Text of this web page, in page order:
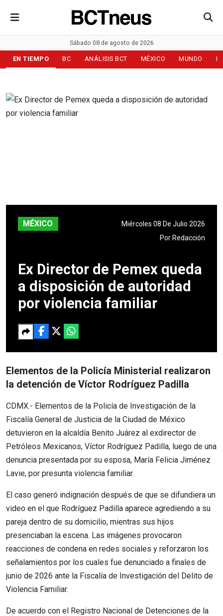
Sábado 08 de agosto de 2026
EN TIEMPO BC ANÁLISIS BCT MÉXICO MUNDO
MÉXICO
Miércoles 08 De Julio 2026
Por Redacción
Ex Director de Pemex queda
a disposición de autoridad
por violencia familiar
Elementos de la Policía Ministerial realizaron
la detención de Víctor Rodríguez Padilla
CDMX.- Elementos de la Policía de Investigación de la
Fiscalía General de Justicia de la Ciudad de México
detuvieron en la alcaldía Benito Juárez al exdirector de
Petróleos Mexicanos, Víctor Rodríguez Padilla, luego de una
denuncia presentada por su esposa, María Felicia Jiménez
Lavie, por presunta violencia familiar.
El caso generó indignación después de que se difundiera un
video en el que Rodríguez Padilla aparece agrediendo a su
pareja dentro de su domicilio, mientras sus hijos
presenciaban la escena. Las imágenes provocaron
reacciones de condena en redes sociales y reforzaron los
señalamientos por los cuales fue denunciado a finales de
junio de 2026 ante la Fiscalía de Investigación del Delito de
Violencia Familiar.
De acuerdo con el Registro Nacional de Detenciones de la